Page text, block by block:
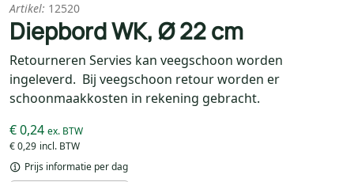
Artikel: 12520
Diepbord WK, Ø 22 cm
Retourneren Servies kan veegschoon worden
ingeleverd. Bij veegschoon retour worden er
schoonmaakkosten in rekening gebracht.
€ 0,29
€ 0,24
Prijs informatie per dag